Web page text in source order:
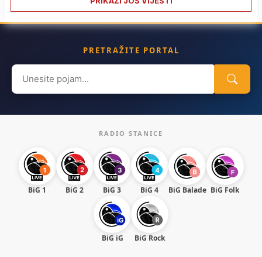
PRETRAŽITE PORTAL
Search
for:
RADIO STANICE
BiG 1 BiG 2 BiG 3 BiG 4 BiG Balade BiG Folk
BiG iG BiG Rock